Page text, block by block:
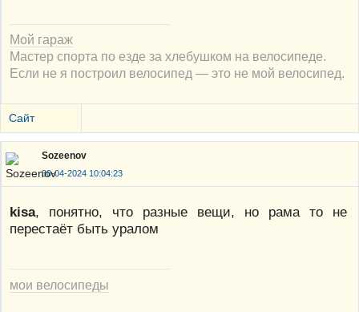
Мой гараж
Мастер спорта по езде за хлебушком на велосипеде.
Если не я построил велосипед — это не мой велосипед.
Сайт
Sozeenov
30-04-2024 10:04:23
kisa, понятно, что разные вещи, но рама то не
перестаёт быть уралом
мои велосипеды